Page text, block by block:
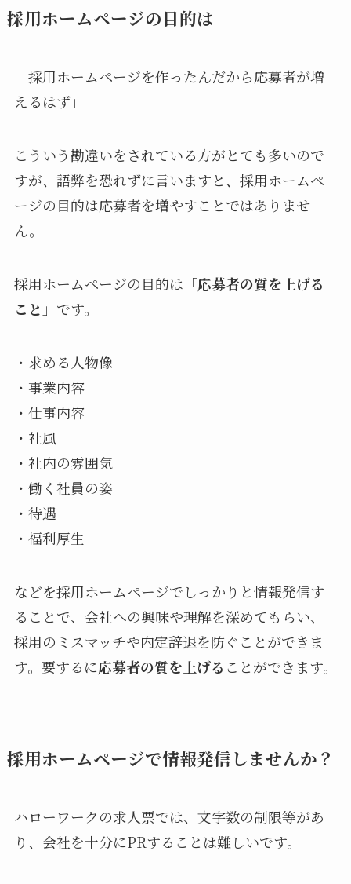
採用ホームページの目的は
「採用ホームページを作ったんだから応募者が増
えるはず」
こういう勘違いをされている方がとても多いので
すが、語弊を恐れずに言いますと、採用ホームペ
ージの目的は応募者を増やすことではありませ
ん。
採用ホームページの目的は「応募者の質を上げる
こと 」です。
・求める人物像
・事業内容
・仕事内容
・社風
・社内の雰囲気
・働く社員の姿
・待遇
・福利厚生
などを採用ホームページでしっかりと情報発信す
ることで、会社への興味や理解を深めてもらい、
採用のミスマッチや内定辞退を防ぐことができま
す。要するに応募者の質を上げる ことができます。
採用ホームページで情報発信しませんか？
ハローワークの求人票では、文字数の制限等があ
り、会社を十分にPRすることは難しいです。